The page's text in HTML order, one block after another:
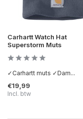
Carhartt Watch Hat
Superstorm Muts
✓Carhartt muts ✓Dam...
€19,99
Incl. btw